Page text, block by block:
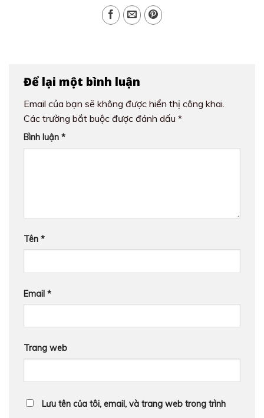
Để lại một bình luận
Email của bạn sẽ không được hiển thị công khai.
Các trường bắt buộc được đánh dấu *
Bình luận *
Tên *
Email *
Trang web
Lưu tên của tôi, email, và trang web trong trình